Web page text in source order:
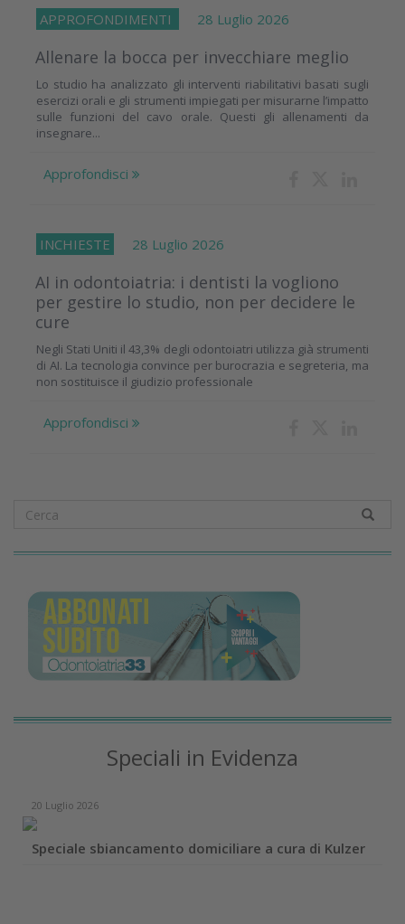
APPROFONDIMENTI 28 Luglio 2026
Allenare la bocca per invecchiare meglio
Lo studio ha analizzato gli interventi riabilitativi basati sugli
esercizi orali e gli strumenti impiegati per misurarne l’impatto
sulle funzioni del cavo orale. Questi gli allenamenti da
insegnare...
Approfondisci
INCHIESTE 28 Luglio 2026
AI in odontoiatria: i dentisti la vogliono
per gestire lo studio, non per decidere le
cure
Negli Stati Uniti il 43,3% degli odontoiatri utilizza già strumenti
di AI. La tecnologia convince per burocrazia e segreteria, ma
non sostituisce il giudizio professionale
Approfondisci
Speciali in Evidenza
20 Luglio 2026
Speciale sbiancamento domiciliare a cura di Kulzer